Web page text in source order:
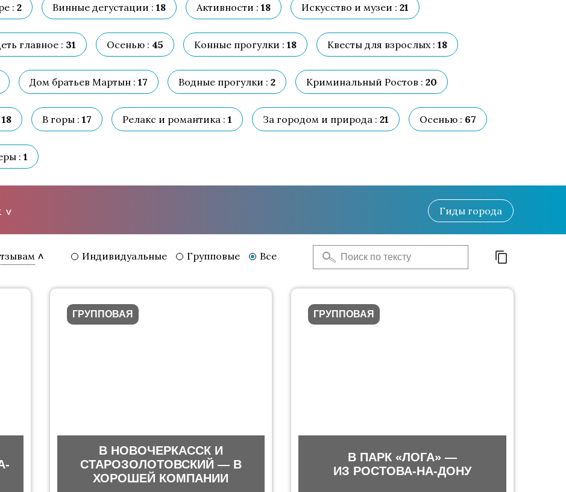
: 2 Винные дегустации : 18 Активности : 18 Искусство и музеи : 21
главное : 31 Осенью : 45 Конные прогулки : 18 Квесты для взрослых : 18
Дом братьев Мартын : 17 Водные прогулки : 2 Криминальный Ростов : 20
18 В горы : 17 Релакс и романтика : 1 За городом и природа : 21 Осенью : 67
: 1
Гиды города
Индивидуальные Групповые Все
ГРУППОВАЯ
В НОВОЧЕРКАССК И
СТАРОЗОЛОТОВСКИЙ — В
ХОРОШЕЙ КОМПАНИИ
ГРУППОВАЯ
В ПАРК «ЛОГА» —
ИЗ РОСТОВА-НА-ДОНУ